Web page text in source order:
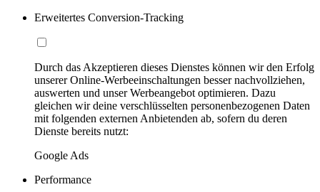
Erweitertes Conversion-Tracking
Durch das Akzeptieren dieses Dienstes können wir den Erfolg
unserer Online-Werbeeinschaltungen besser nachvollziehen,
auswerten und unser Werbeangebot optimieren. Dazu
gleichen wir deine verschlüsselten personenbezogenen Daten
mit folgenden externen Anbietenden ab, sofern du deren
Dienste bereits nutzt:
Google Ads
Performance